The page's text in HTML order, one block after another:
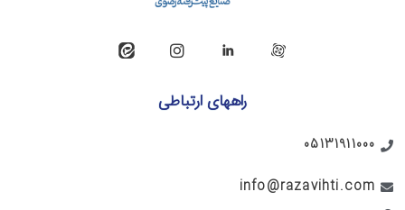
راههای ارتباطی
05131911000
info@razavihti.com